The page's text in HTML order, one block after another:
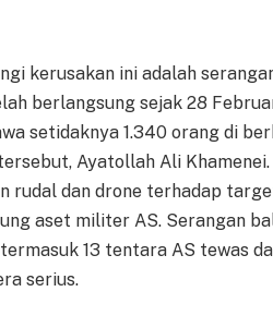
kerusakan ini adalah
berlangsung sejak 28
setidaknya 1.340 orang di
Ayatollah Ali
rudal dan drone terhadap
aset militer AS. Serangan
13 tentara AS tewas
serius.